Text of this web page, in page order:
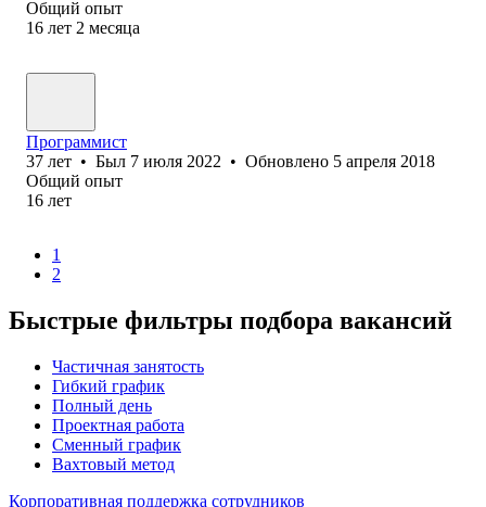
Общий опыт
16 лет 2 месяца
Программист
37 лет • Был 7 июля 2022 • Обновлено 5 апреля 2018
Общий опыт
16 лет
1
2
Быстрые фильтры подбора вакансий
Частичная занятость
Гибкий график
Полный день
Проектная работа
Сменный график
Вахтовый метод
Корпоративная поддержка сотрудников